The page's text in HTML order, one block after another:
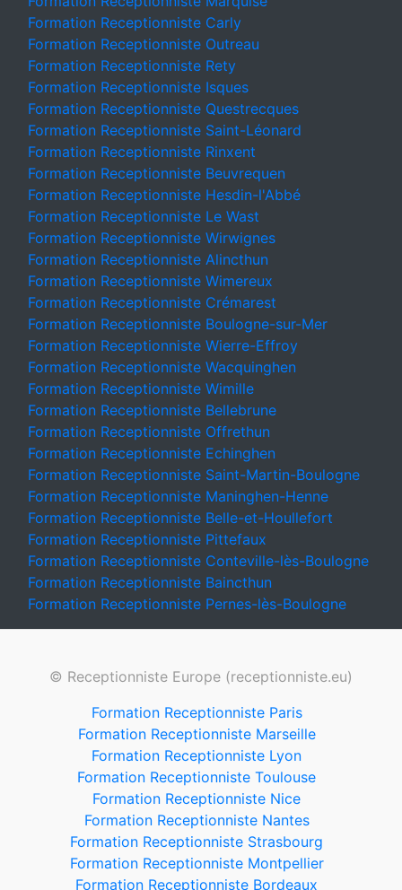
Formation Receptionniste Carly
Formation Receptionniste Outreau
Formation Receptionniste Rety
Formation Receptionniste Isques
Formation Receptionniste Questrecques
Formation Receptionniste Saint-Léonard
Formation Receptionniste Rinxent
Formation Receptionniste Beuvrequen
Formation Receptionniste Hesdin-l'Abbé
Formation Receptionniste Le Wast
Formation Receptionniste Wirwignes
Formation Receptionniste Alincthun
Formation Receptionniste Wimereux
Formation Receptionniste Crémarest
Formation Receptionniste Boulogne-sur-Mer
Formation Receptionniste Wierre-Effroy
Formation Receptionniste Wacquinghen
Formation Receptionniste Wimille
Formation Receptionniste Bellebrune
Formation Receptionniste Offrethun
Formation Receptionniste Echinghen
Formation Receptionniste Saint-Martin-Boulogne
Formation Receptionniste Maninghen-Henne
Formation Receptionniste Belle-et-Houllefort
Formation Receptionniste Pittefaux
Formation Receptionniste Conteville-lès-Boulogne
Formation Receptionniste Baincthun
Formation Receptionniste Pernes-lès-Boulogne
© Receptionniste Europe (receptionniste.eu)
Formation Receptionniste Paris
Formation Receptionniste Marseille
Formation Receptionniste Lyon
Formation Receptionniste Toulouse
Formation Receptionniste Nice
Formation Receptionniste Nantes
Formation Receptionniste Strasbourg
Formation Receptionniste Montpellier
Formation Receptionniste Bordeaux